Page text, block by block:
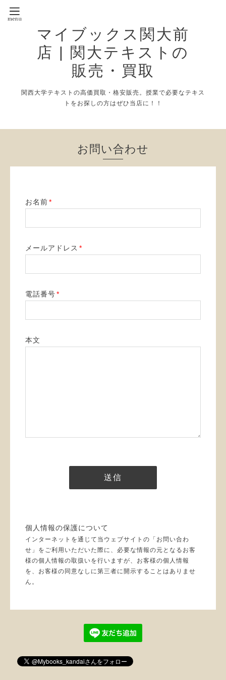
マイブックス関大前
店 | 関大テキストの
販売・買取
関西大学テキストの高価買取・格安販売。授業で必要なテキス
トをお探しの方はぜひ当店に！！
お問い合わせ
お名前*
メールアドレス *
電話番号*
本文
個人情報の保護について
インターネットを通じて当ウェブサイトの「お問い合わ
せ」をご利用いただいた際に、必要な情報の元となるお客
様の個人情報の取扱いを行いますが、お客様の個人情報
を、お客様の同意なしに第三者に開示することはありませ
ん。